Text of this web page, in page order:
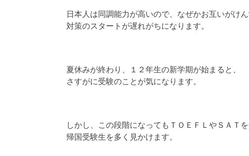
日本人は同調能力が高いので、なぜかお互いがけ
対策のスタートが遅れがちになります。
夏休みが終わり、１２年生の新学期が始まると、
さすがに受験のことが気になります。
しかし、この段階になってもＴＯＥＦＬやＳＡＴ
帰国受験生を多く見かけます。